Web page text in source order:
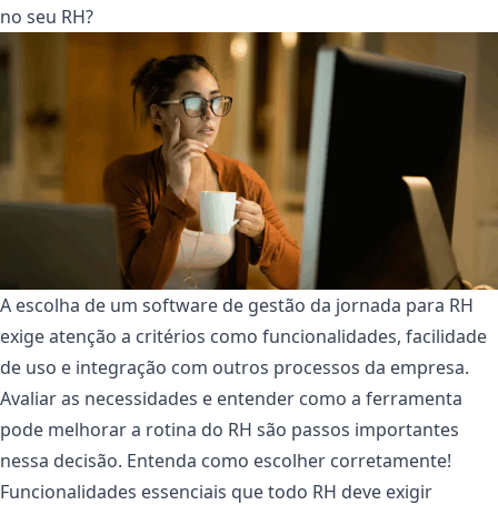
no seu RH?
A escolha de um software de gestão da jornada para RH
exige atenção a critérios como funcionalidades, facilidade
de uso e integração com outros processos da empresa.
Avaliar as necessidades e entender como a ferramenta
pode melhorar a rotina do RH são passos importantes
nessa decisão. Entenda como escolher corretamente!
Funcionalidades essenciais que todo RH deve exigir